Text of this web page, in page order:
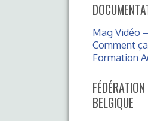
Mag Vidéo
Comment
Formation
BELGIQUE